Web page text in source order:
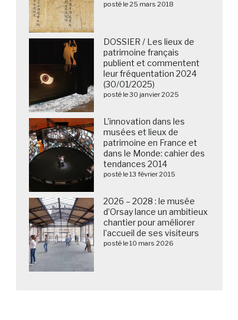
posté le 25 mars 2018
DOSSIER / Les lieux de
patrimoine français
publient et commentent
leur fréquentation 2024
(30/01/2025)
posté le 30 janvier 2025
L’innovation dans les
musées et lieux de
patrimoine en France et
dans le Monde: cahier des
tendances 2014
posté le 13 février 2015
2026 – 2028 : le musée
d’Orsay lance un ambitieux
chantier pour améliorer
l’accueil de ses visiteurs
posté le 10 mars 2026